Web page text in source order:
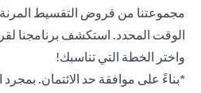
مجموعتنا من قروض التقسيط المرنة
الوقت المحدد. استكشف برنامجنا
واختر الخطة التي تناسبك!
*بناءً على موافقة حد الائتمان. بمجرد